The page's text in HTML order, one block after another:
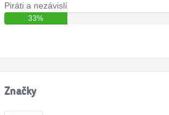
Piráti a nezávislí
33%
Značky